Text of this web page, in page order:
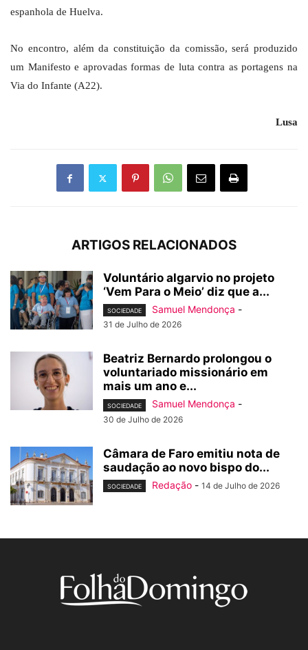
espanhola de Huelva.
No encontro, além da constituição da comissão, será produzido
um Manifesto e aprovadas formas de luta contra as portagens na
Via do Infante (A22).
Lusa
ARTIGOS RELACIONADOS
Voluntário algarvio no projeto
‘Vem Para o Meio’ diz que a...
SOCIEDADE Samuel Mendonça -
31 de Julho de 2026
Beatriz Bernardo prolongou o
voluntariado missionário em
mais um ano e...
SOCIEDADE Samuel Mendonça -
30 de Julho de 2026
Câmara de Faro emitiu nota de
saudação ao novo bispo do...
SOCIEDADE Redação - 14 de Julho de 2026